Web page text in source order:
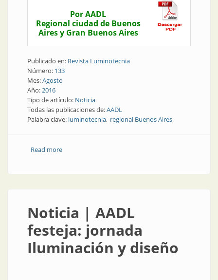
Por AADL
Regional ciudad de Buenos
Aires y Gran Buenos Aires
Publicado en: Revista Luminotecnia
Número: 133
Mes:Agosto
Año:2016
Tipo de artículo: Noticia
Todas las publicaciones de:AADL
Palabra clave: luminotecnia regional Buenos Aires
Read moreabout Noticia | Balance de actividades de la regional
Noticia | AADL
festeja: jornada
Iluminación y diseño